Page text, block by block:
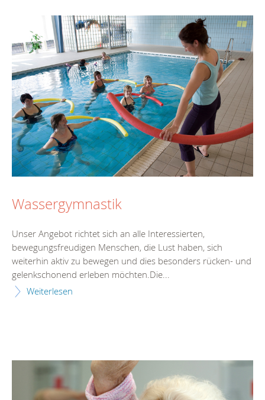
Wassergymnastik
Unser Angebot richtet sich an alle Interessierten,
bewegungsfreudigen Menschen, die Lust haben, sich
weiterhin aktiv zu bewegen und dies besonders rücken- und
gelenkschonend erleben möchten.Die...
Weiterlesen